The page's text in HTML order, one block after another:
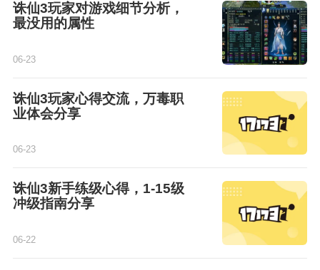
诛仙3玩家对游戏细节分析，
最没用的属性
06-23
诛仙3玩家心得交流，万毒职
业体会分享
06-23
诛仙3新手练级心得，1-15级
冲级指南分享
06-22